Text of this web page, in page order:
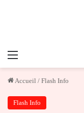
Menu
Accueil / Flash Info
Flash Info